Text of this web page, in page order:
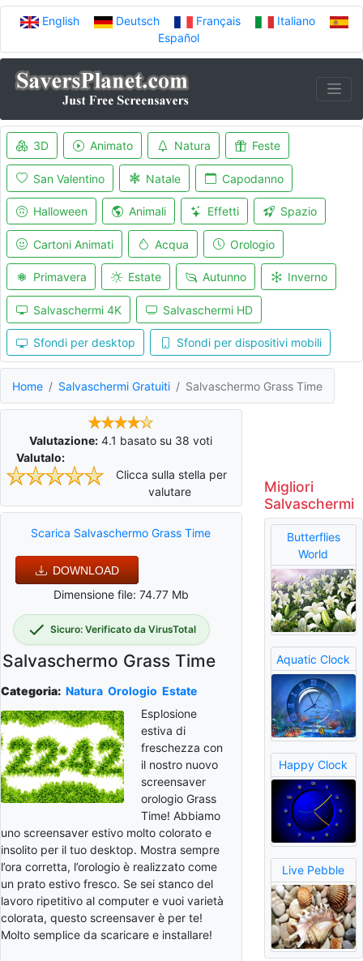
English Deutsch Français
Italiano
Español
3D Animato Natura Feste
San Valentino Natale Capodanno
Halloween Animali Effetti Spazio
Cartoni Animati Acqua Orologio
Primavera Estate Autunno Inverno
Salvaschermi 4K Salvaschermi HD
Sfondi per desktop Sfondi per dispositivi mobili
Home Salvaschermi Gratuiti Salvaschermo Grass Time
Valutazione: 4.1 basato su 38 voti
Valutalo:
Clicca sulla stella per
valutare
Scarica Salvaschermo Grass Time
DOWNLOAD
Dimensione file: 74.77 Mb
Sicuro: Verificato da VirusTotal
Salvaschermo Grass Time
Categoria: Natura Orologio Estate
Esplosione
estiva di
freschezza con
il nostro nuovo
screensaver
orologio Grass
Time! Abbiamo
uno screensaver estivo molto colorato e
insolito per il tuo desktop. Mostra sempre
l’ora corretta, l’orologio è realizzato come
un prato estivo fresco. Se sei stanco del
lavoro ripetitivo al computer e vuoi varietà
colorata, questo screensaver è per te!
Molto semplice da scaricare e installare!
Migliori
Salvaschermi
Butterflies
World
Aquatic Clock
Happy Clock
Live Pebble